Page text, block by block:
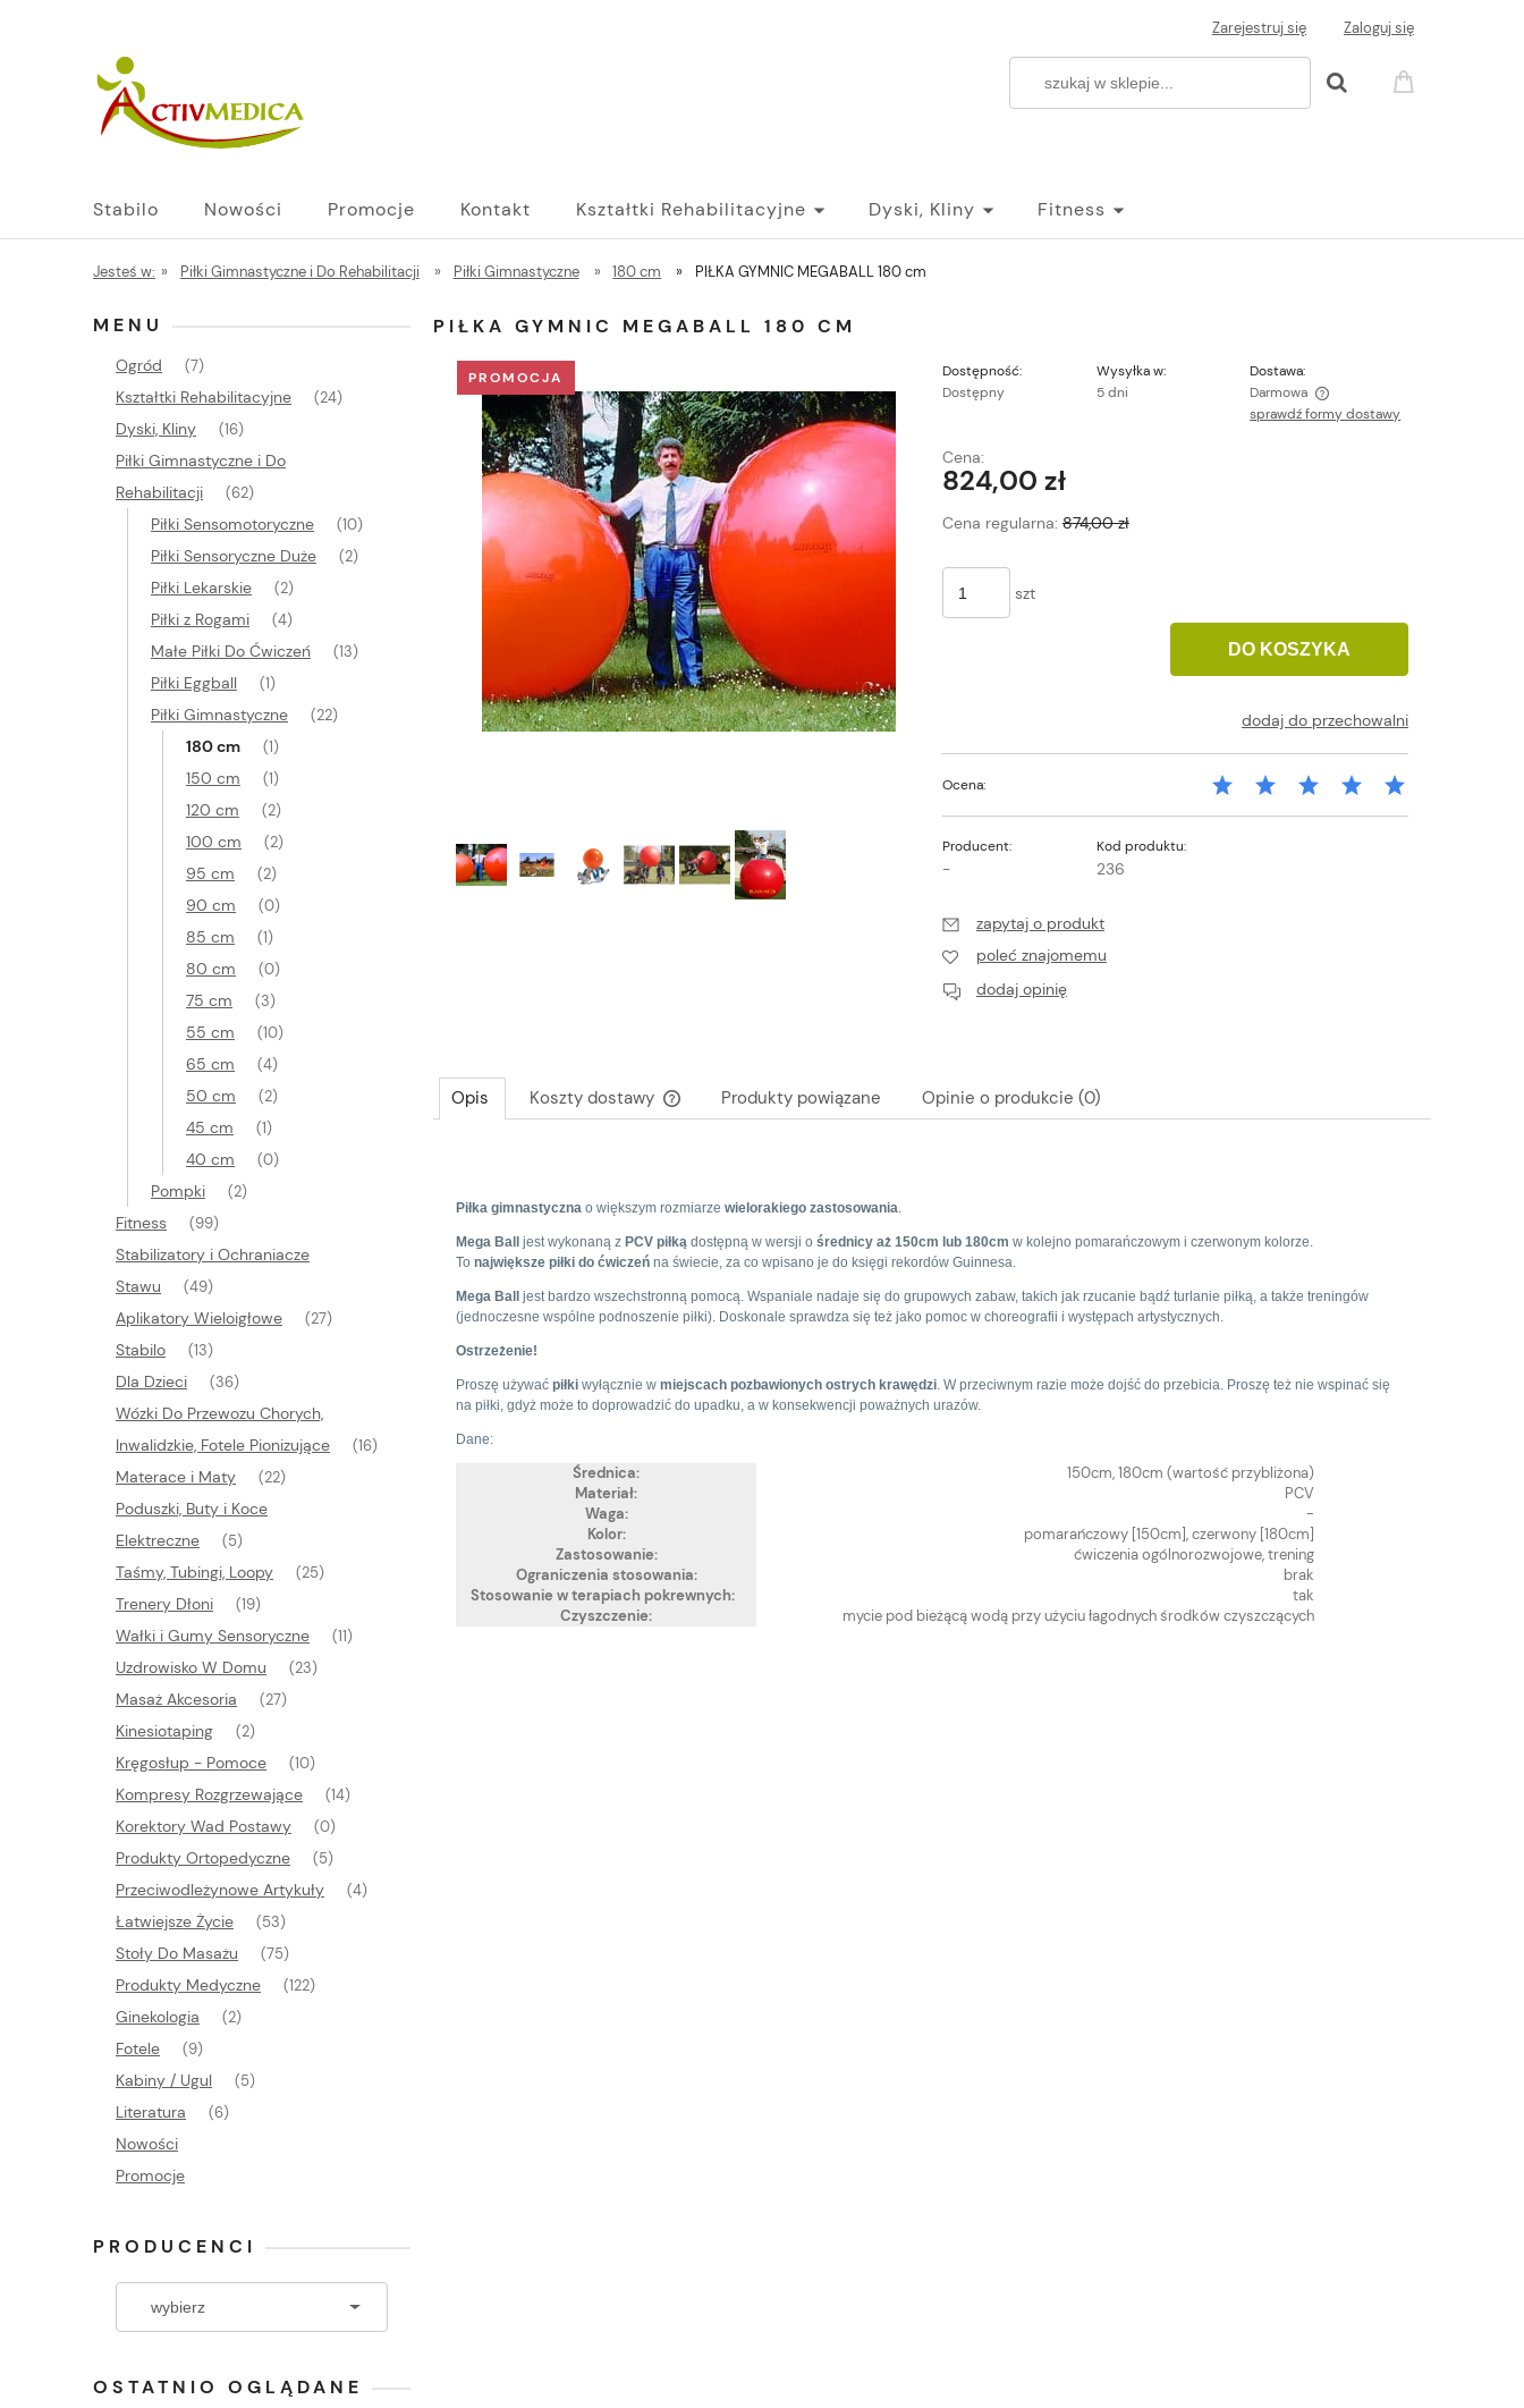
Zarejestruj się Zaloguj się
Stabilo Nowości Promocje Kontakt Kształtki Rehabilitacyjne Dyski, Kliny Fitness
Jesteś w: » Piłki Gimnastyczne i Do Rehabilitacji » Piłki Gimnastyczne » 180 cm » PIŁKA GYMNIC MEGABALL 180 cm
MENU
Ogród (7)
Kształtki Rehabilitacyjne (24)
Dyski, Kliny (16)
Piłki Gimnastyczne i Do
Rehabilitacji
(62)
Piłki Sensomotoryczne (10)
Piłki Sensoryczne Duże (2)
Piłki Lekarskie (2)
Piłki z Rogami (4)
Małe Piłki Do Ćwiczeń (13)
Piłki Eggball (1)
Piłki Gimnastyczne (22)
180 cm (1)
150 cm (1)
120 cm (2)
100 cm (2)
95 cm (2)
90 cm (0)
85 cm (1)
80 cm (0)
75 cm (3)
55 cm (10)
65 cm (4)
50 cm (2)
45 cm (1)
40 cm (0)
Pompki (2)
Fitness (99)
Stabilizatory i Ochraniacze
Stawu
(49)
Aplikatory Wieloigłowe (27)
Stabilo (13)
Dla Dzieci (36)
Wózki Do Przewozu Chorych,
Inwalidzkie, Fotele Pionizujące
(16)
Materace i Maty (22)
Poduszki, Buty i Koce
Elektreczne
(5)
Taśmy, Tubingi, Loopy (25)
Trenery Dłoni (19)
Wałki i Gumy Sensoryczne (11)
Uzdrowisko W Domu (23)
Masaż Akcesoria (27)
Kinesiotaping (2)
Kręgosłup - Pomoce (10)
Kompresy Rozgrzewające (14)
Korektory Wad Postawy (0)
Produkty Ortopedyczne (5)
Przeciwodleżynowe Artykuły (4)
Łatwiejsze Życie (53)
Stoły Do Masażu (75)
Produkty Medyczne (122)
Ginekologia (2)
Fotele (9)
Kabiny / Ugul (5)
Literatura (6)
Nowości
Promocje
PRODUCENCI
OSTATNIO OGLĄDANE
PIŁKA GYMNIC MEGABALL 180 CM
PROMOCJA
Dostępność:
Dostępny
Wysyłka w:
5 dni
Dostawa:
Darmowa
sprawdź formy dostawy
Cena:
824,00 zł
Cena regularna: 874,00 zł
szt
DO KOSZYKA
dodaj do przechowalni
Ocena:
Producent:
-
Kod produktu:
236
zapytaj o produkt
poleć znajomemu
dodaj opinię
Opis Koszty dostawy Produkty powiązane Opinie o produkcie (0)
Piłka gimnastyczna o większym rozmiarze wielorakiego zastosowania
Mega Ball jest wykonaną z PCV piłką dostępną w wersji o średnicy aż 150cm lub 180cm w kolejno pomarańczowym i czerwonym kolorze.
To największe piłki do ćwiczeń na świecie, za co wpisano je do księgi rekordów Guinnesa.
Mega Ball jest bardzo wszechstronną pomocą. Wspaniale nadaje się do grupowych zabaw, takich jak rzucanie bądź turlanie piłką, a także treningów
(jednoczesne wspólne podnoszenie piłki). Doskonale sprawdza się też jako pomoc w choreografii i występach artystycznych.
Ostrzeżenie!
Proszę używać piłki wyłącznie w miejscach pozbawionych ostrych krawędzi . W przeciwnym razie może dojść do przebicia. Proszę też nie wspinać się
na piłki, gdyż może to doprowadzić do upadku, a w konsekwencji poważnych urazów.
Dane:
Średnica:
150cm, 180cm (wartość przybliżona)
Materiał:
PCV
Waga:
-
Kolor:
pomarańczowy [150cm], czerwony [180cm]
Zastosowanie:
ćwiczenia ogólnorozwojowe, trening
Ograniczenia stosowania:
brak
Stosowanie w terapiach pokrewnych:
tak
Czyszczenie:
mycie pod bieżącą wodą przy użyciu łagodnych środków czyszczących